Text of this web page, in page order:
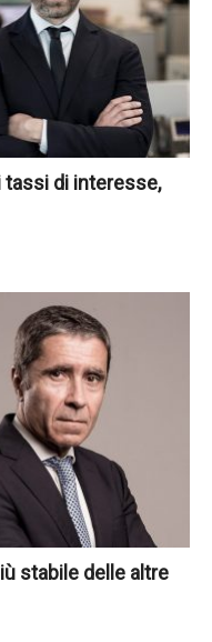
tassi di interesse,
stabile delle altre